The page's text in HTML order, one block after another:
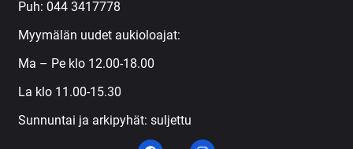
Puh: 044 3417778
Myymälän uudet aukioloajat:
Ma – Pe klo 12.00-18.00
La klo 11.00-15.30
Sunnuntai ja arkipyhät: suljettu